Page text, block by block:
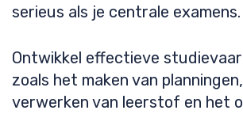
serieus als je centrale examens.
Ontwikkel effectieve
zoals het maken van
verwerken van leerstof en het